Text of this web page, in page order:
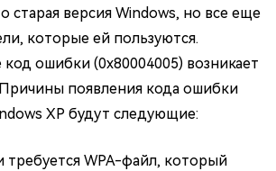
старая версия Windows, но все еще
которые ей пользуются.
ошибки (0x80004005) возникает
Причины появления кода ошибки
XP будут следующие:
требуется WPA-файл, который